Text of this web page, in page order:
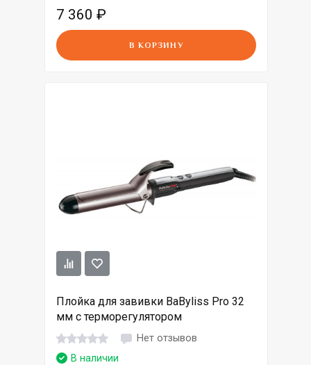
7 360 ₽
В КОРЗИНУ
Плойка для завивки BaByliss Pro 32
мм с терморегулятором
Нет отзывов
В наличии